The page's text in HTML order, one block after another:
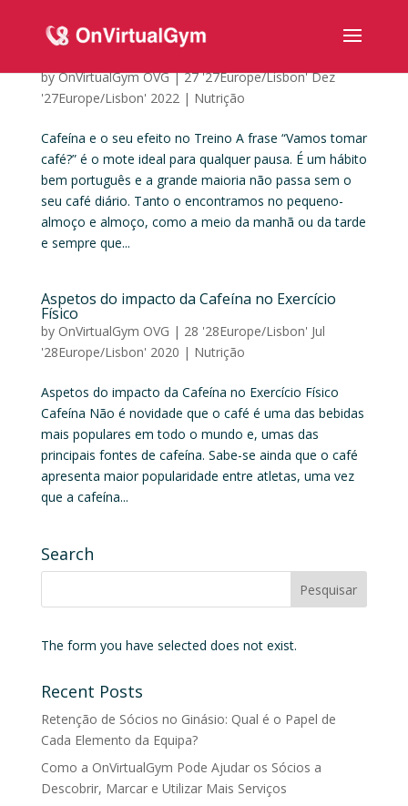
byOnVirtualGym OVG|27 '27Europe/Lisbon' Dez
'27Europe/Lisbon' 2022| Nutrição
Cafeína e o seu efeito no Treino A frase “Vamos tomar
café?” é o mote ideal para qualquer pausa. É um hábito
bem português e a grande maioria não passa sem o
seu café diário. Tanto o encontramos no pequeno-
almoço e almoço, como a meio da manhã ou da tarde
e sempre que...
Aspetos do impacto da Cafeína no Exercício
Físico
by OnVirtualGym OVG | 28 '28Europe/Lisbon' Jul
'28Europe/Lisbon' 2020 | Nutrição
Aspetos do impacto da Cafeína no Exercício Físico
Cafeína Não é novidade que o café é uma das bebidas
mais populares em todo o mundo e, umas das
principais fontes de cafeína. Sabe-se ainda que o café
apresenta maior popularidade entre atletas, uma vez
que a cafeína...
Search
The form you have selected does not exist.
Recent Posts
Retenção de Sócios no Ginásio: Qual é o Papel de
Cada Elemento da Equipa?
Como a OnVirtualGym Pode Ajudar os Sócios a
Descobrir, Marcar e Utilizar Mais Serviços